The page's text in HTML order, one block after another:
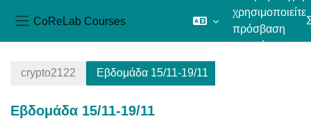
CoReLab Courses
χρησιμοποιείτε
πρόσβαση
επισκέπτη
crypto2122 Εβδομάδα 15/11-19/11
Εβδομάδα 15/11-19/11